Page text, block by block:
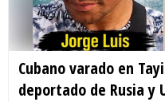
Cubano varado en
deportado de Rusia y